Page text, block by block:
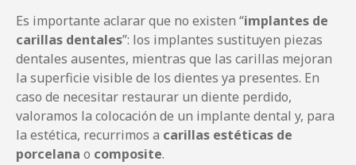
Es importante aclarar que no existen “implantes de
carillas dentales”: los implantes sustituyen piezas
dentales ausentes, mientras que las carillas mejoran
la superficie visible de los dientes ya presentes. En
caso de necesitar restaurar un diente perdido,
valoramos la colocación de un implante dental y, para
la estética, recurrimos a carillas estéticas de
porcelana o composite.